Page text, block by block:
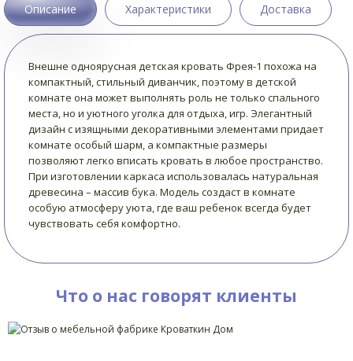
Описание Характеристики Доставка
Внешне одноярусная детская кровать Фрея-1 похожа на
компактный, стильный диванчик, поэтому в детской
комнате она может выполнять роль не только спального
места, но и уютного уголка для отдыха, игр. Элегантный
дизайн с изящными декоративными элементами придает
комнате особый шарм, а компактные размеры
позволяют легко вписать кровать в любое пространство.
При изготовлении каркаса использовалась натуральная
древесина – массив бука. Модель создаст в комнате
особую атмосферу уюта, где ваш ребенок всегда будет
чувствовать себя комфортно.
Что о нас говорят клиенты